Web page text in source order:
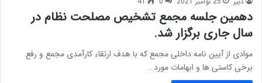
دهمین جلسه مجمع تشخیص مصلحت نظام در
سال جاری برگزار شد.
موادی از آیین نامه داخلی مجمع که با هدف ارتقاء کارآمدی مجمع و رفع
برخی کاستی ها و ابهامات مورد…